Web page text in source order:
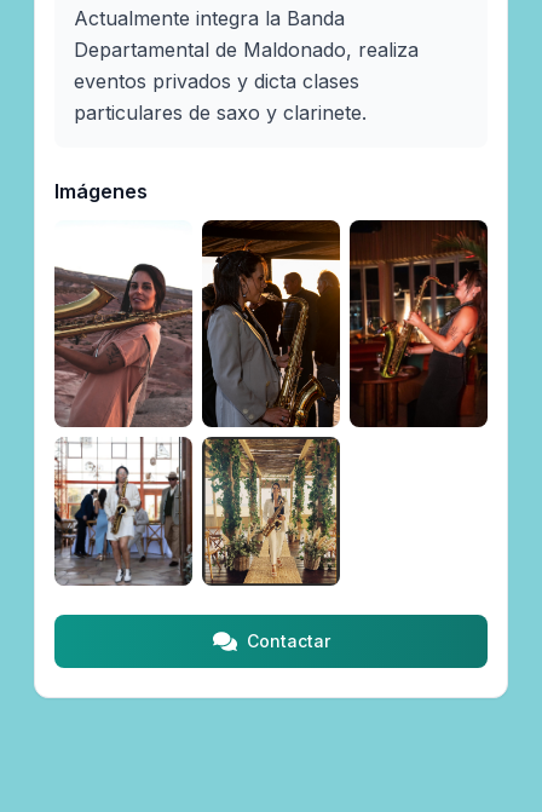
Actualmente integra la Banda
Departamental de Maldonado, realiza
eventos privados y dicta clases
Imágenes
Contactar